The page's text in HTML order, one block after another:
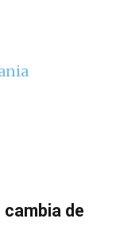
cambia de